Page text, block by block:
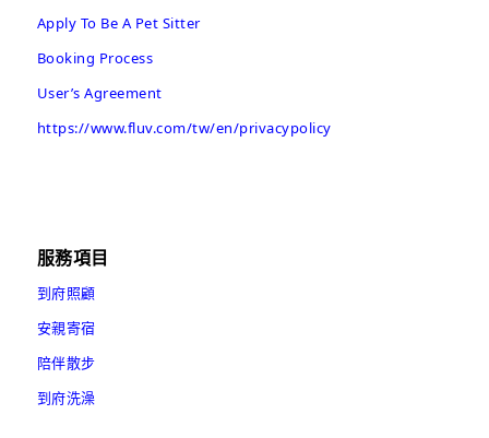
Apply To Be A Pet Sitter
Booking Process
User’s Agreement
https://www.fluv.com/tw/en/privacypolicy
服務項目
到府照顧
安親寄宿
陪伴散步
到府洗澡